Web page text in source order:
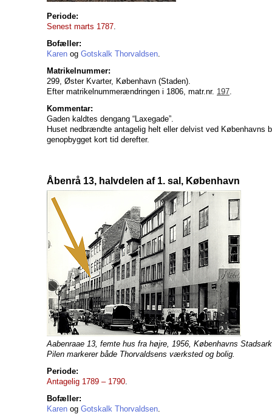
Periode:
Senest marts 1787
Bofæller:
Karen og Gotskalk Thorvaldsen
Matrikelnummer:
299, Øster Kvarter, København (Staden).
Efter matrikelnummerændringen i 1806, matr.nr. 197
Kommentar:
Gaden kaldtes dengang “Laxegade”.
Huset nedbrændte antagelig helt eller delvist ved Københavns
genopbygget kort tid derefter.
Åbenrå 13, halvdelen af 1. sal, København
Aabenraae 13, femte hus fra højre, 1956, Københavns
Pilen markerer både Thorvaldsens værksted og bolig.
Periode:
Antagelig 1789 – 1790
Bofæller:
Karen og Gotskalk Thorvaldsen